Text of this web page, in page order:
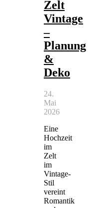
Zelt
Vintage
–
Planung
&
Deko
24.
Mai
2026
Eine
Hochzeit
im
Zelt
im
Vintage-
Stil
vereint
Romantik